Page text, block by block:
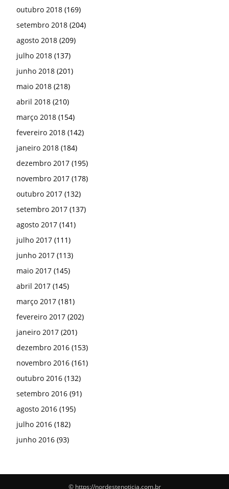
outubro 2018 (169)
setembro 2018 (204)
agosto 2018 (209)
julho 2018 (137)
junho 2018 (201)
maio 2018 (218)
abril 2018 (210)
março 2018 (154)
fevereiro 2018 (142)
janeiro 2018 (184)
dezembro 2017 (195)
novembro 2017 (178)
outubro 2017 (132)
setembro 2017 (137)
agosto 2017 (141)
julho 2017 (111)
junho 2017 (113)
maio 2017 (145)
abril 2017 (145)
março 2017 (181)
fevereiro 2017 (202)
janeiro 2017 (201)
dezembro 2016 (153)
novembro 2016 (161)
outubro 2016 (132)
setembro 2016 (91)
agosto 2016 (195)
julho 2016 (182)
junho 2016 (93)
© https://nordestenoticia.com.br